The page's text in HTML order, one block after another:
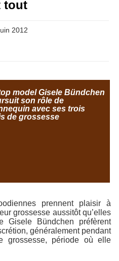
tout
2012
model Gisele Bündchen
son rôle de
avec ses trois
de grossesse
prennent plaisir à
grossesse aussitôt qu’elles
Gisele Bündchen préfèrent
généralement pendant
grossesse, période où elle